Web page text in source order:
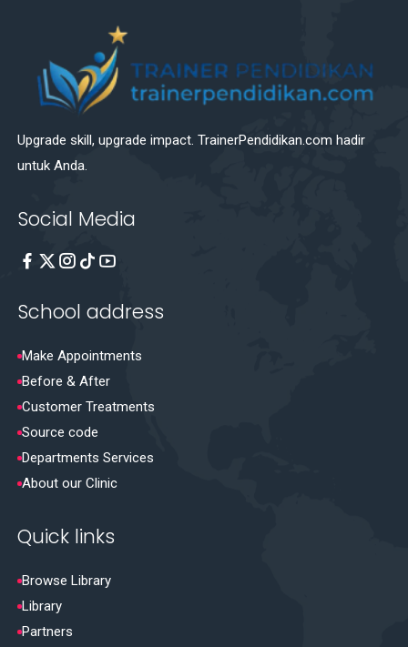
Upgrade skill, upgrade impact. TrainerPendidikan.com hadir
untuk Anda.
Social Media
School address
Make Appointments
Before & After
Customer Treatments
Source code
Departments Services
About our Clinic
Quick links
Browse Library
Library
Partners